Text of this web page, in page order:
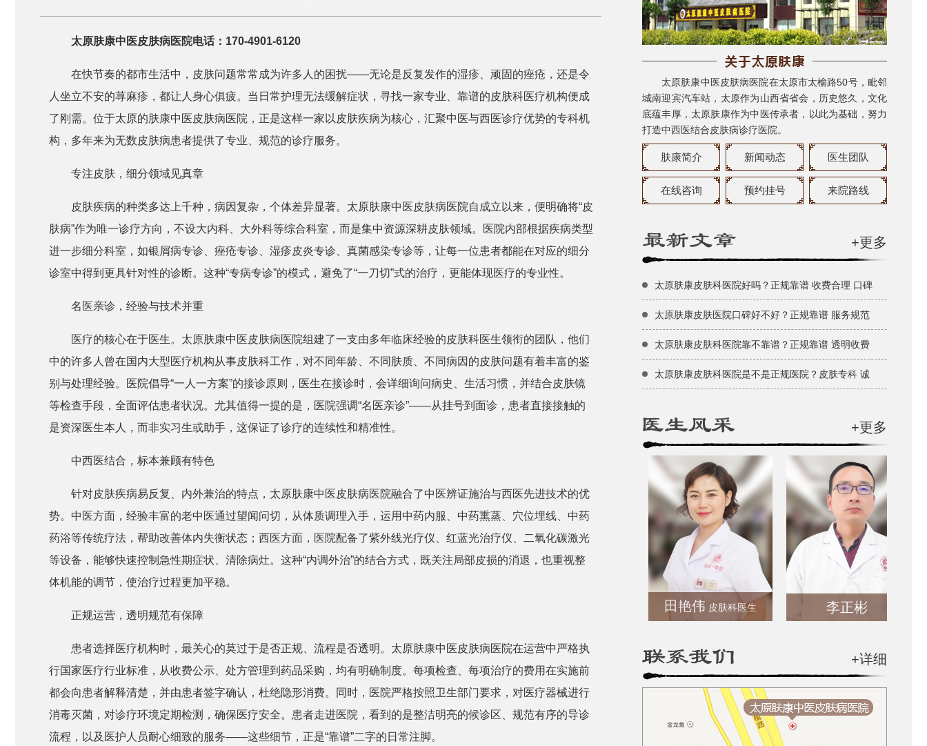
太原肤康中医皮肤病医院电话：170-4901-6120
在快节奏的都市生活中，皮肤问题常常成为许多人的困扰——无论是反复发作的湿疹、顽固的痤疮，还是令
人坐立不安的荨麻疹，都让人身心俱疲。当日常护理无法缓解症状，寻找一家专业、靠谱的皮肤科医疗机构便成
了刚需。位于太原的肤康中医皮肤病医院，正是这样一家以皮肤疾病为核心，汇聚中医与西医诊疗优势的专科机
构，多年来为无数皮肤病患者提供了专业、规范的诊疗服务。
专注皮肤，细分领域见真章
皮肤疾病的种类多达上千种，病因复杂，个体差异显著。太原肤康中医皮肤病医院自成立以来，便明确将“皮
肤病”作为唯一诊疗方向，不设大内科、大外科等综合科室，而是集中资源深耕皮肤领域。医院内部根据疾病类型
进一步细分科室，如银屑病专诊、痤疮专诊、湿疹皮炎专诊、真菌感染专诊等，让每一位患者都能在对应的细分
诊室中得到更具针对性的诊断。这种“专病专诊”的模式，避免了“一刀切”式的治疗，更能体现医疗的专业性。
名医亲诊，经验与技术并重
医疗的核心在于医生。太原肤康中医皮肤病医院组建了一支由多年临床经验的皮肤科医生领衔的团队，他们
中的许多人曾在国内大型医疗机构从事皮肤科工作，对不同年龄、不同肤质、不同病因的皮肤问题有着丰富的鉴
别与处理经验。医院倡导“一人一方案”的接诊原则，医生在接诊时，会详细询问病史、生活习惯，并结合皮肤镜
等检查手段，全面评估患者状况。尤其值得一提的是，医院强调“名医亲诊”——从挂号到面诊，患者直接接触的
是资深医生本人，而非实习生或助手，这保证了诊疗的连续性和精准性。
中西医结合，标本兼顾有特色
针对皮肤疾病易反复、内外兼治的特点，太原肤康中医皮肤病医院融合了中医辨证施治与西医先进技术的优
势。中医方面，经验丰富的老中医通过望闻问切，从体质调理入手，运用中药内服、中药熏蒸、穴位埋线、中药
药浴等传统疗法，帮助改善体内失衡状态；西医方面，医院配备了紫外线光疗仪、红蓝光治疗仪、二氧化碳激光
等设备，能够快速控制急性期症状、清除病灶。这种“内调外治”的结合方式，既关注局部皮损的消退，也重视整
体机能的调节，使治疗过程更加平稳。
正规运营，透明规范有保障
患者选择医疗机构时，最关心的莫过于是否正规、流程是否透明。太原肤康中医皮肤病医院在运营中严格执
行国家医疗行业标准，从收费公示、处方管理到药品采购，均有明确制度。每项检查、每项治疗的费用在实施前
都会向患者解释清楚，并由患者签字确认，杜绝隐形消费。同时，医院严格按照卫生部门要求，对医疗器械进行
消毒灭菌，对诊疗环境定期检测，确保医疗安全。患者走进医院，看到的是整洁明亮的候诊区、规范有序的导诊
流程，以及医护人员耐心细致的服务——这些细节，正是“靠谱”二字的日常注脚。
太原肤康中医皮肤病医院在太原市太榆路50号，毗邻
城南迎宾汽车站，太原作为山西省省会，历史悠久，文化
底蕴丰厚，太原肤康作为中医传承者，以此为基础，努力
打造中西医结合皮肤病诊疗医院。
肤康简介 新闻动态 医生团队
在线咨询 预约挂号 来院路线
+更多
太原肤康皮肤科医院好吗？正规靠谱 收费合理 口碑
太原肤康皮肤医院口碑好不好？正规靠谱 服务规范
太原肤康皮肤科医院靠不靠谱？正规靠谱 透明收费
太原肤康皮肤科医院是不是正规医院？皮肤专科 诚
+更多
田艳伟 皮肤科医生 李正彬
+详细